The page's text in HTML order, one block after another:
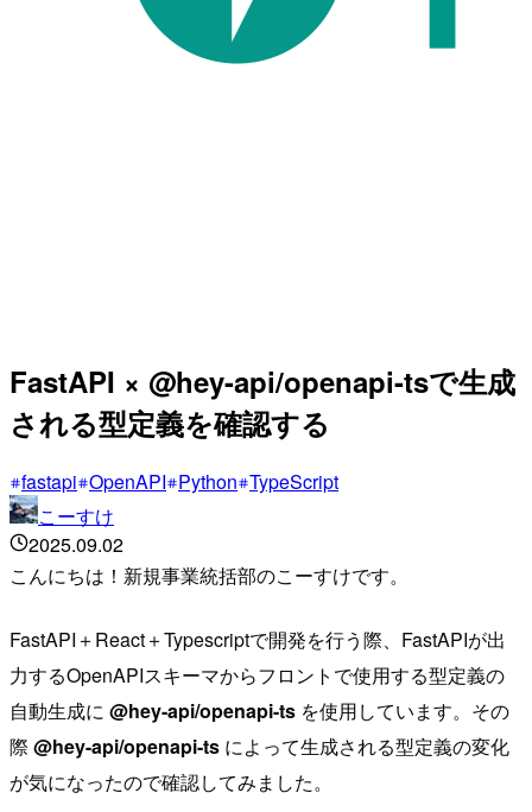
FastAPI × @hey-api/openapi-tsで生成
される型定義を確認する
fastapi OpenAPI Python TypeScript
こーすけ
2025.09.02
こんにちは！新規事業統括部のこーすけです。
FastAPI＋React＋Typescriptで開発を行う際、FastAPIが出
力するOpenAPIスキーマからフロントで使用する型定義の
自動生成に @hey-api/openapi-ts を使用しています。その
際@hey-api/openapi-ts によって生成される型定義の変化
が気になったので確認してみました。